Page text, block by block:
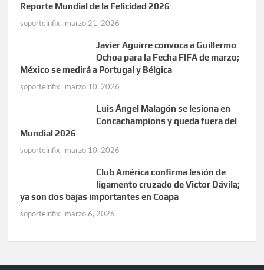
Reporte Mundial de la Felicidad 2026
soporteinfix marzo 21, 2026
Javier Aguirre convoca a Guillermo
Ochoa para la Fecha FIFA de marzo;
México se medirá a Portugal y Bélgica
soporteinfix marzo 10, 2026
Luis Ángel Malagón se lesiona en
Concachampions y queda fuera del
Mundial 2026
soporteinfix marzo 10, 2026
Club América confirma lesión de
ligamento cruzado de Victor Dávila;
ya son dos bajas importantes en Coapa
soporteinfix marzo 6, 2026